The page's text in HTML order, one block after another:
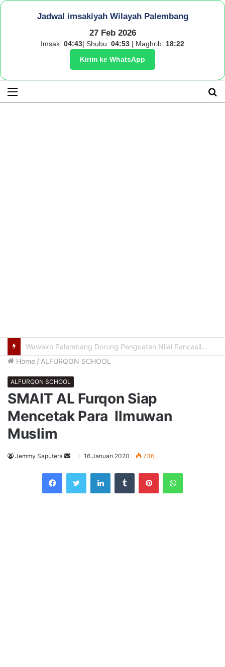
Jadwal imsakiyah Wilayah Palembang
27 Feb 2026
Imsak: 04:43| Shubu: 04:53 | Maghrib: 18:22
Kirim ke WhatsApp
Menu
200 Keluarga di Sukarami Terima Bantuan Paket Gizi Protein Hewani dari BAZNAS
Home / ALFURQON SCHOOL
ALFURQON SCHOOL
SMAIT AL Furqon Siap
Mencetak Para Ilmuwan
Muslim
Jemmy Saputera
Send
email
16 Januari 2020 736
FacebookTwitterLinkedInTumblrPinterestWhatsApp